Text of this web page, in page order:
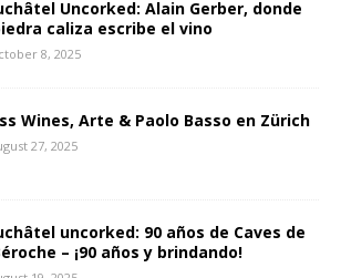
Uncorked: Alain Gerber, donde
caliza escribe el vino
8, 2025
Wines, Arte & Paolo Basso en Zürich
27, 2025
uncorked: 90 años de Caves de
– ¡90 años y brindando!